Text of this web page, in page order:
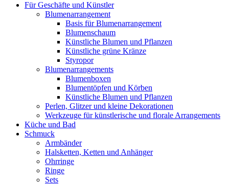
Für Geschäfte und Künstler
Blumenarrangement
Basis für Blumenarrangement
Blumenschaum
Künstliche Blumen und Pflanzen
Künstliche grüne Kränze
Styropor
Blumenarrangements
Blumenboxen
Blumentöpfen und Körben
Künstliche Blumen und Pflanzen
Perlen, Glitzer und kleine Dekorationen
Werkzeuge für künstlerische und florale Arrangements
Küche und Bad
Schmuck
Armbänder
Halsketten, Ketten und Anhänger
Ohrringe
Ringe
Sets